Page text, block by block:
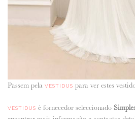
Passem pela VESTIDUS para ver estes
VESTIDUS é fornecedor seleccionado